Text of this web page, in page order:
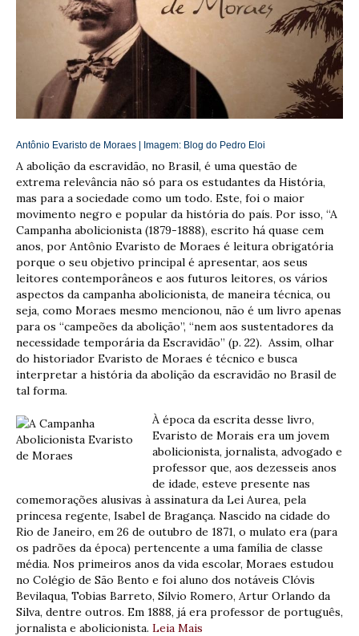
Antônio Evaristo de Moraes | Imagem: Blog do Pedro Eloi
A abolição da escravidão, no Brasil, é uma questão de
extrema relevância não só para os estudantes da História,
mas para a sociedade como um todo. Este, foi o maior
movimento negro e popular da história do país. Por isso, “A
Campanha abolicionista (1879-1888), escrito há quase cem
anos, por Antônio Evaristo de Moraes é leitura obrigatória
porque o seu objetivo principal é apresentar, aos seus
leitores contemporâneos e aos futuros leitores, os vários
aspectos da campanha abolicionista, de maneira técnica, ou
seja, como Moraes mesmo mencionou, não é um livro apenas
para os “campeões da abolição”, “nem aos sustentadores da
necessidade temporária da Escravidão” (p. 22). Assim, olhar
do historiador Evaristo de Moraes é técnico e busca
interpretar a história da abolição da escravidão no Brasil de
tal forma.
À época da escrita desse livro,
Evaristo de Morais era um jovem
abolicionista, jornalista, advogado e
professor que, aos dezesseis anos
de idade, esteve presente nas
comemorações alusivas à assinatura da Lei Aurea, pela
princesa regente, Isabel de Bragança. Nascido na cidade do
Rio de Janeiro, em 26 de outubro de 1871, o mulato era (para
os padrões da época) pertencente a uma família de classe
média. Nos primeiros anos da vida escolar, Moraes estudou
no Colégio de São Bento e foi aluno dos notáveis Clóvis
Bevilaqua, Tobias Barreto, Sílvio Romero, Artur Orlando da
Silva, dentre outros. Em 1888, já era professor de português,
jornalista e abolicionista. Leia Mais